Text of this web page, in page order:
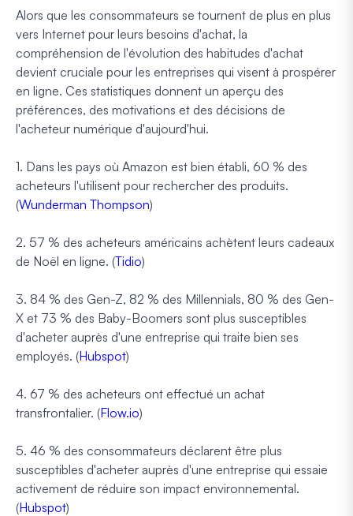
Alors que les consommateurs se tournent de plus en plus
vers Internet pour leurs besoins d'achat, la
compréhension de l'évolution des habitudes d'achat
devient cruciale pour les entreprises qui visent à prospérer
en ligne. Ces statistiques donnent un aperçu des
préférences, des motivations et des décisions de
l'acheteur numérique d'aujourd'hui.
1. Dans les pays où Amazon est bien établi, 60 % des
acheteurs l'utilisent pour rechercher des produits.
(Wunderman Thompson)
2. 57 % des acheteurs américains achètent leurs cadeaux
de Noël en ligne. (Tidio)
3. 84 % des Gen-Z, 82 % des Millennials, 80 % des Gen-
X et 73 % des Baby-Boomers sont plus susceptibles
d'acheter auprès d'une entreprise qui traite bien ses
employés. (Hubspot)
4. 67 % des acheteurs ont effectué un achat
transfrontalier. (Flow.io)
5. 46 % des consommateurs déclarent être plus
susceptibles d'acheter auprès d'une entreprise qui essaie
activement de réduire son impact environnemental.
(Hubspot)